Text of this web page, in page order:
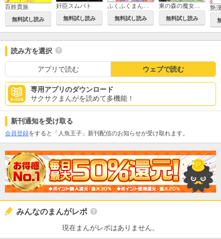
百姓貴族
無料試し読み
奸臣スムバト
無料試し読み
ふくふくまんぷく
無料試し読み
東の森の魔女の庭
無料試し読み
艶
読み方を選択
アプリで読む ウェブで読む
専用アプリのダウンロード
サクサクまんがを読めて多機能！
新刊通知を受け取る
会員登録をすると「人魚王子」新刊配信のお知らせが受け取れます。
みんなのまんがレポ
現在まんがレポはありません。